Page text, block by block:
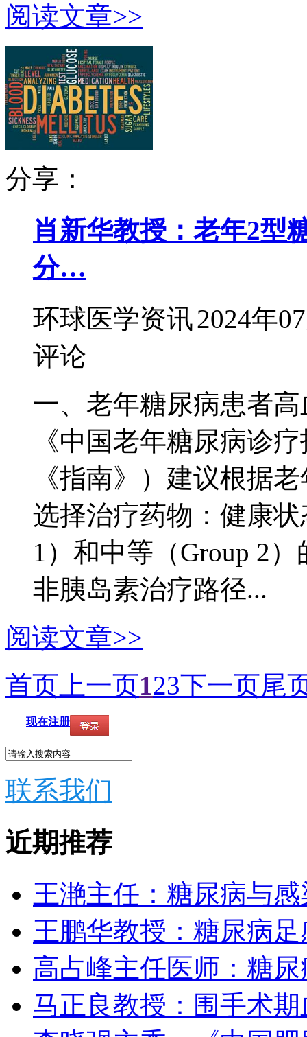
阅读文章>>
分享：
肖新华教授：老年2型
分…
环球医学资讯2024年
评论
一、老年糖尿病患者
《中国老年糖尿病诊
《指南》）建议根据
选择治疗药物：健康
1）和中等（Group 2
非胰岛素治疗路径...
阅读文章>>
首页 上一页123下一页尾
现在注册
联系我们
近期推荐
王滟主任：糖尿病与感
王鹏华教授：糖尿病
高占峰主任医师：糖
马正良教授：围手术